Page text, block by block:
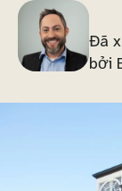
Đã
bởi